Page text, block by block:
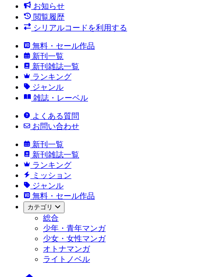
お知らせ
閲覧履歴
シリアルコードを利用する
無料・セール作品
新刊一覧
新刊雑誌一覧
ランキング
ジャンル
雑誌・レーベル
よくある質問
お問い合わせ
新刊一覧
新刊雑誌一覧
ランキング
ミッション
ジャンル
無料・セール作品
カテゴリ
総合
少年・青年マンガ
少女・女性マンガ
オトナマンガ
ライトノベル